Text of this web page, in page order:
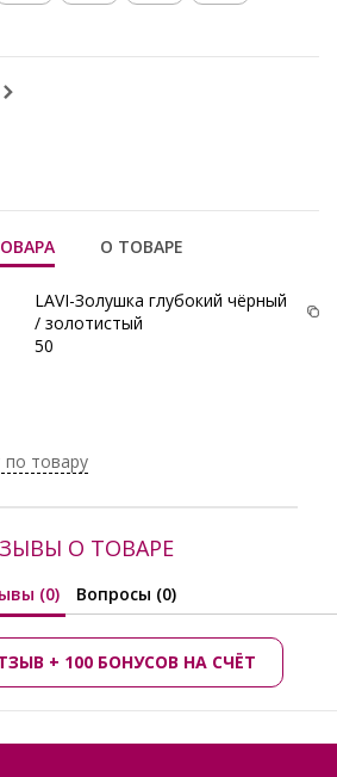
О ТОВАРЕ
LAVI-Золушка глубокий чёрный
/ золотистый
50
Осень/Зима
товару
О ТОВАРЕ
(0) Вопросы (0)
+ 100 БОНУСОВ НА СЧЁТ